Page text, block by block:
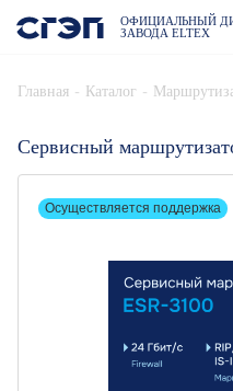
ОФИЦИАЛЬНЫЙ
ЗАВОДА ELTEX
Главная - Каталог -
Сервисный
Осуществляется поддержка